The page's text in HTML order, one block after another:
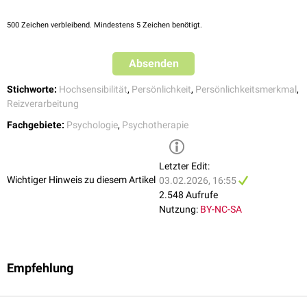
500 Zeichen verbleibend. Mindestens 5 Zeichen benötigt.
Absenden
Stichworte: Hochsensibilität, Persönlichkeit, Persönlichkeitsmerkmal,
Reizverarbeitung
Fachgebiete: Psychologie, Psychotherapie
Wichtiger Hinweis zu diesem Artikel
Letzter Edit:
03.02.2026, 16:55
2.548 Aufrufe
Nutzung: BY-NC-SA
Empfehlung